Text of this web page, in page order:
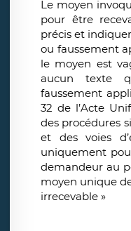
Le moyen
pour être
précis et
ou faussement
le moyen est
aucun texte
faussement
32 de l’Acte
des procédures
et des voies
uniquement
demandeur au
moyen unique
irrecevable »